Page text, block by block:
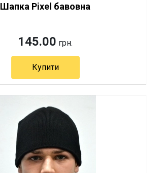
Шапка Pixel бавовна
145.00 грн.
Купити